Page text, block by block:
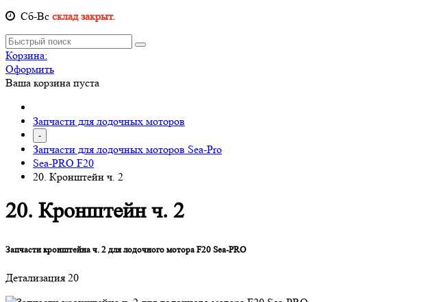
Cб-Вс склад закрыт.
Корзина:
Оформить
Ваша корзина пуста
Запчасти для лодочных моторов
-
Запчасти для лодочных моторов Sea-Pro
Sea-PRO F20
20. Кронштейн ч. 2
20. Кронштейн ч. 2
Запчасти кронштейна ч. 2 для лодочного мотора F20 Sea-PRO
Детализация 20